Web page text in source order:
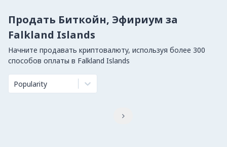
Продать Биткойн, Эфириум за
Falkland Islands
Начните продавать криптовалюту, используя более 300
способов оплаты в Falkland Islands
Popularity
